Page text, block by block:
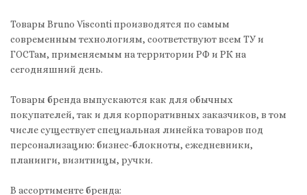
Товары Bruno Visconti производятся по самым
современным технологиям, соответствуют всем ТУ и
ГОСТам, применяемым на территории РФ и РК на
сегодняшний день.
Товары бренда выпускаются как для обычных
покупателей, так и для корпоративных заказчиков, в том
числе существует специальная линейка товаров под
персонализацию: бизнес-блокноты, ежедневники,
планинги, визитницы, ручки.
В ассортименте бренда: